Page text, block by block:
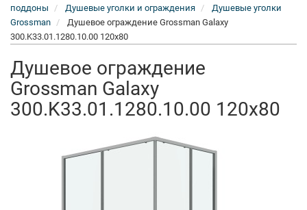
поддоны
Душевые уголки и ограждения
Душевые уголки
Grossman
Душевое ограждение Grossman Galaxy
300.K33.01.1280.10.00 120x80
Душевое ограждение
Grossman Galaxy
300.K33.01.1280.10.00 120x80